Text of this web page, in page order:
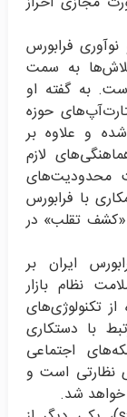
فرابورس
به سمت
به گفته او
حوزه
و علاوه بر
لازم
محدودیت‌های
با فرابورس
«کشف تقلب» در
ایران بر
نظام بازار
تکنولوژی‌های
با دستکاری
اجتماعی
نظارتی است و
شد.